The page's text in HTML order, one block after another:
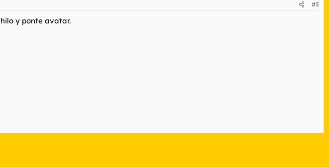
#3
y ponte avatar.